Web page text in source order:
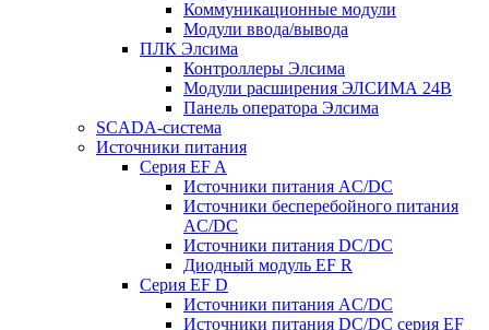
Коммуникационные модули
Модули ввода/вывода
ПЛК Элсима
Контроллеры Элсима
Модули расширения ЭЛСИМА 24В
Панель оператора Элсима
SCADA-система
Источники питания
Серия EF A
Источники питания AC/DC
Источники бесперебойного питания
AC/DC
Источники питания DC/DC
Диодный модуль EF R
Серия EF D
Источники питания AC/DC
Источники питания DC/DC серия EF